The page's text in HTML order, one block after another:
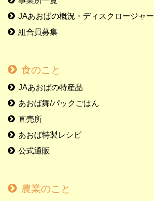
JAあおばの概況・ディスクロージャー
組合員募集
食のこと
JAあおばの特産品
あおば舞/パックごはん
直売所
あおば特製レシピ
公式通販
農業のこと